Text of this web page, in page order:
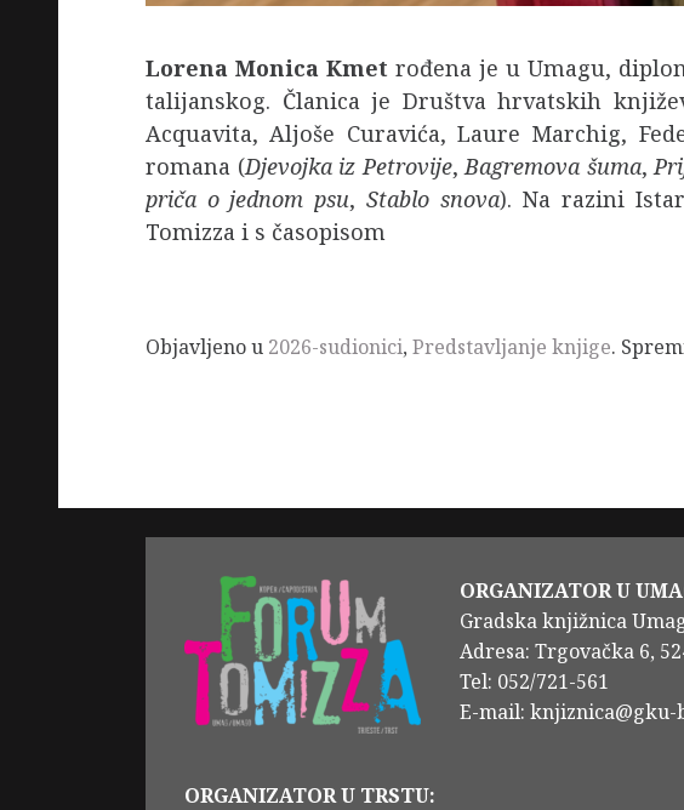
Lorena Monica Kmetrođena je u Umagu,
talijanskog. Članica je Društva hrvatskih
Acquavita, Aljoše Curavića, Laure Marchig,
romana (Djevojka iz Petrovije,Bagremova šuma,
priča o jednom psu, Stablo snova). Na razini
Tomizza i s časopisom
Objavljeno u 2026-sudionici, Predstavljanje knjige.
ORGANIZATOR U
Gradska knjižnica
Adresa: Trgovačka 6,
Tel: 052/721-561
E-mail: knjiznica@gku-
ORGANIZATOR U TRSTU: